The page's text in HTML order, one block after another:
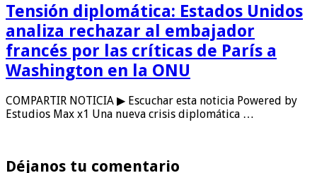
Tensión diplomática: Estados Unidos
analiza rechazar al embajador
francés por las críticas de París a
Washington en la ONU
COMPARTIR NOTICIA ▶ Escuchar esta noticia Powered by
Estudios Max x1 Una nueva crisis diplomática …
Déjanos tu comentario